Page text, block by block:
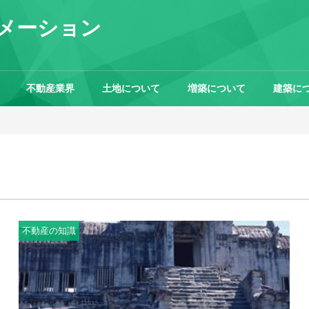
ーション
不動産業界 土地について 増築について 建築に
不動産の知識